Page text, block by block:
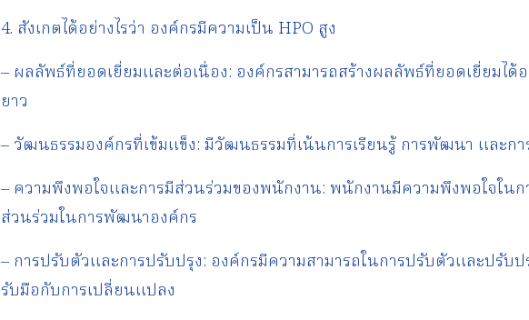
4. สังเกตได้อย่างไรว่า องค์กรมีความเป็น HPO สูง
– ผลลัพธ์ที่ยอดเยี่ยมและต่อเนื่อง: องค์กรสามารถสร้างผลลัพธ์ที่ยอดเยี่ยมได้
ยาว
– วัฒนธรรมองค์กรที่เข้มแข็ง: มีวัฒนธรรมที่เน้นการเรียนรู้ การพัฒนา และกา
– ความพึงพอใจและการมีส่วนร่วมของพนักงาน: พนักงานมีความพึงพอใจในก
ส่วนร่วมในการพัฒนาองค์กร
– การปรับตัวและการปรับปรุง: องค์กรมีความสามารถในการปรับตัวและปรับป
รับมือกับการเปลี่ยนแปลง